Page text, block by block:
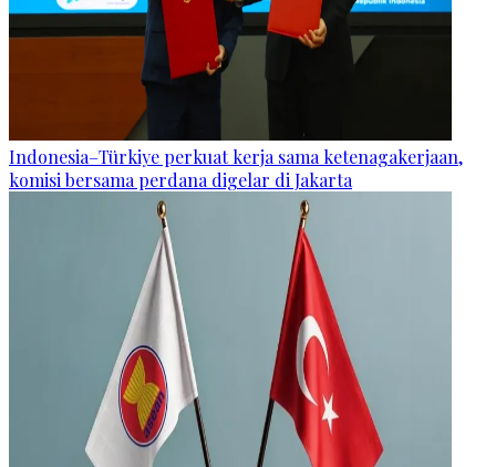
Indonesia–Türkiye perkuat kerja sama ketenagakerjaan,
komisi bersama perdana digelar di Jakarta